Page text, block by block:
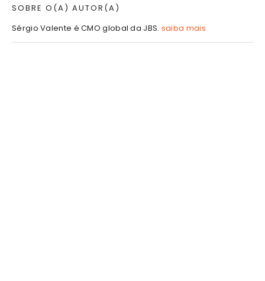
SOBRE O(A) AUTOR(A)
Sérgio Valente é CMO global da JBS. saiba mais